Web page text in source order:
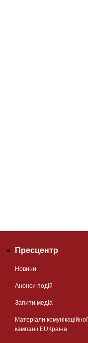
Пресцентр
Новини
Анонси подій
Запити медіа
Матеріали комунікаційної
кампанії EUКраїна